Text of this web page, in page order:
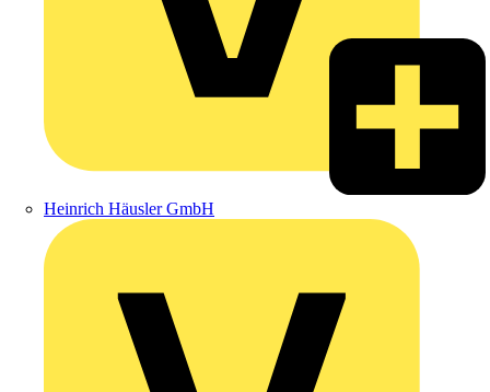
Heinrich Häusler GmbH